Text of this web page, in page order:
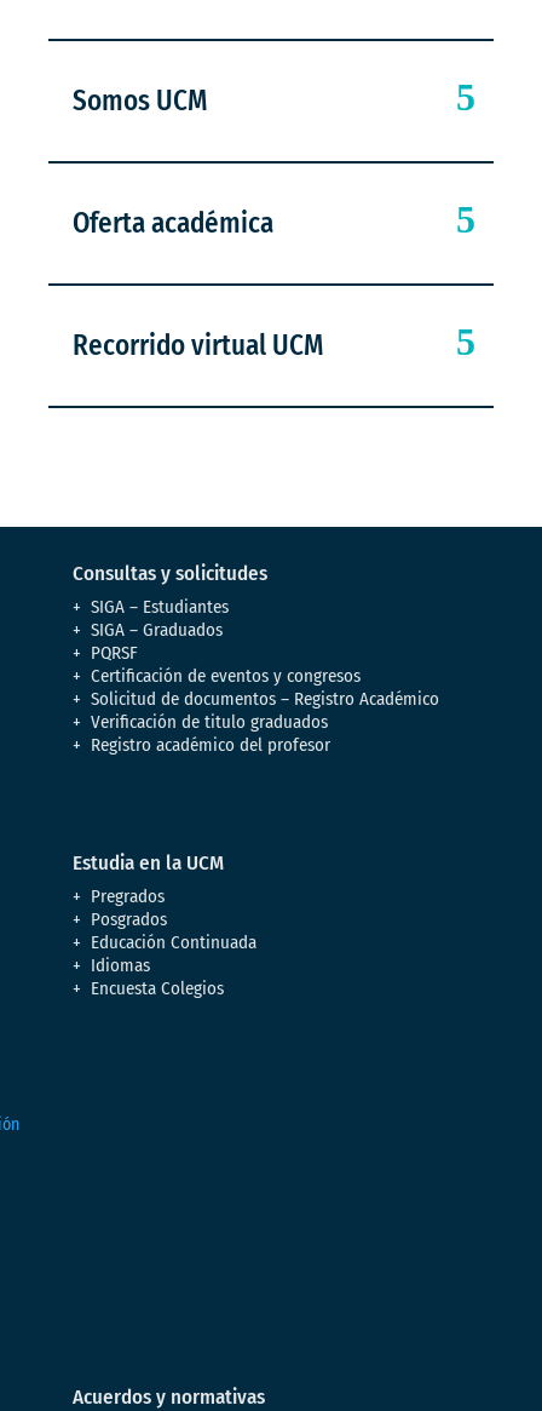
Somos UCM
Oferta académica
Recorrido virtual UCM
Consultas y solicitudes
SIGA – Estudiantes
SIGA – Graduados
PQRSF
Certificación de eventos y congresos
Solicitud de documentos – Registro Académico
Verificación de titulo graduados
Registro académico del profesor
Estudia en la UCM
Pregrados
Posgrados
Educación Continuada
Idiomas
Encuesta Colegios
Acuerdos y normativas